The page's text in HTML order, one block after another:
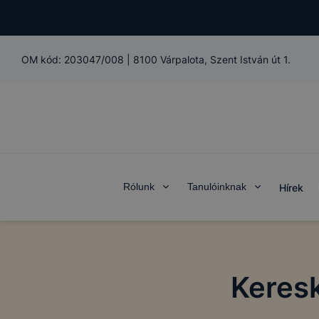
OM kód: 203047/008 8100 Várpalota, Szent István út 1.
Rólunk Tanulóinknak Hírek
A Pápai
Iskola és
Mi az a
A cookie
látogat
A cookie-